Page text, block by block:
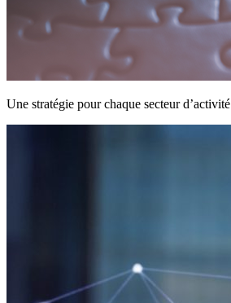
Une stratégie pour chaque secteur d’activité